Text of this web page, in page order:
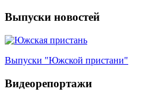
Выпуски новостей
Выпуски "Южской пристани"
Видеорепортажи